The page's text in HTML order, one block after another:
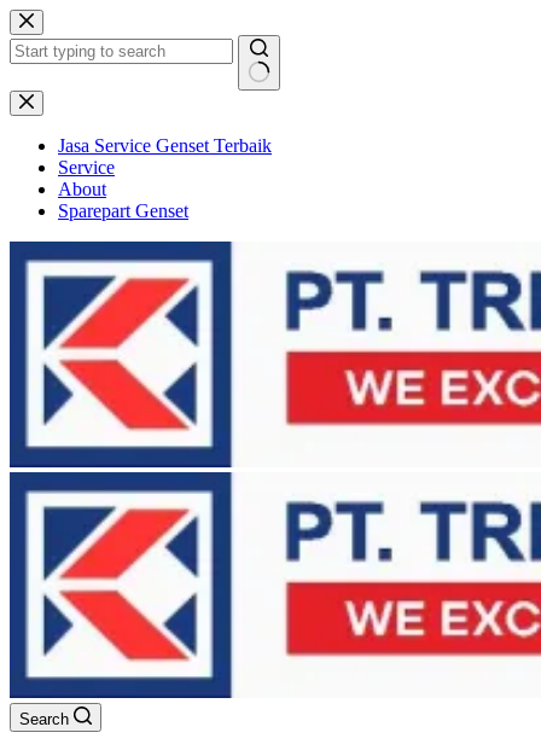
Skip
to
content
No
results
Jasa Service Genset Terbaik
Service
About
Sparepart Genset
Search